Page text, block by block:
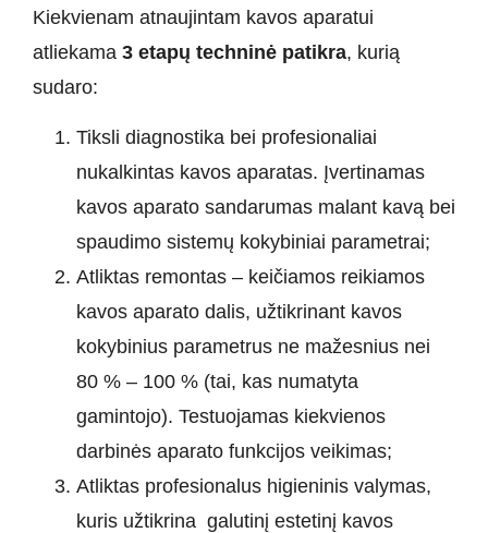
Kiekvienam atnaujintam kavos aparatui
atliekama 3 etapų techninė patikra, kurią
sudaro:
Tiksli diagnostika bei profesionaliai
nukalkintas kavos aparatas. Įvertinamas
kavos aparato sandarumas malant kavą bei
spaudimo sistemų kokybiniai parametrai;
Atliktas remontas – keičiamos reikiamos
kavos aparato dalis, užtikrinant kavos
kokybinius parametrus ne mažesnius nei
80 % – 100 % (tai, kas numatyta
gamintojo). Testuojamas kiekvienos
darbinės aparato funkcijos veikimas;
Atliktas profesionalus higieninis valymas,
kuris užtikrina galutinį estetinį kavos